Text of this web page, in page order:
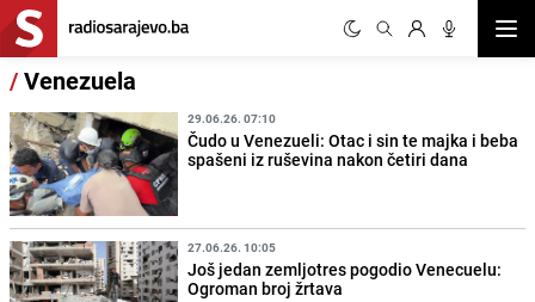
/Venezuela
29.06.26. 07:10
Čudo u Venezueli: Otac i sin te majka i beba
spašeni iz ruševina nakon četiri dana
27.06.26. 10:05
Još jedan zemljotres pogodio Venecuelu:
Ogroman broj žrtava